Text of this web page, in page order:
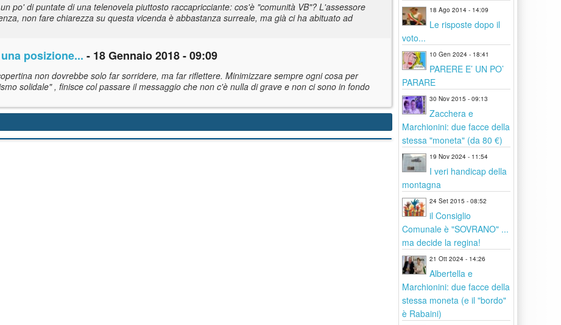
po' di puntate di una telenovela piuttosto raccapricciante: cos'è "comunità VB"? L'assessore
non fare chiarezza su questa vicenda è abbastanza surreale, ma già ci ha abituato ad
posizione... - 18 Gennaio 2018 - 09:09
non dovrebbe solo far sorridere, ma far riflettere. Minimizzare sempre ogni cosa per
solidale" , finisce col passare il messaggio che non c'è nulla di grave e non ci sono in fondo
18 Ago 2014 - 14:09
Le risposte dopo il
voto...
10 Gen 2024 - 18:41
PARERE E’ UN PO’
PARARE
30 Nov 2015 - 09:13
Zacchera e
Marchionini: due facce della
stessa "moneta" (da 80 €)
19 Nov 2024 - 11:54
I veri handicap della
montagna
24 Set 2015 - 08:52
il Consiglio
Comunale è "SOVRANO" ...
ma decide la regina!
21 Ott 2024 - 14:26
Albertella e
Marchionini: due facce della
stessa moneta (e il "bordo"
è Rabaini)